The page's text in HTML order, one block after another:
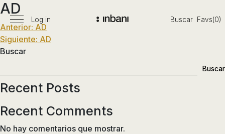
Pasar
contenido
baños,
tendencias,
nuevos
Menú
principal
Log in Buscar Favs(0)
AD
Navegación
de
entradas
Anterior: AD
Siguiente: AD
Buscar
Buscar
Recent Posts
Recent Comments
No hay comentarios que mostrar.